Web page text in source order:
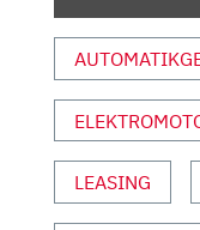
YOUTUBE
ANZEIGEN
LEASING